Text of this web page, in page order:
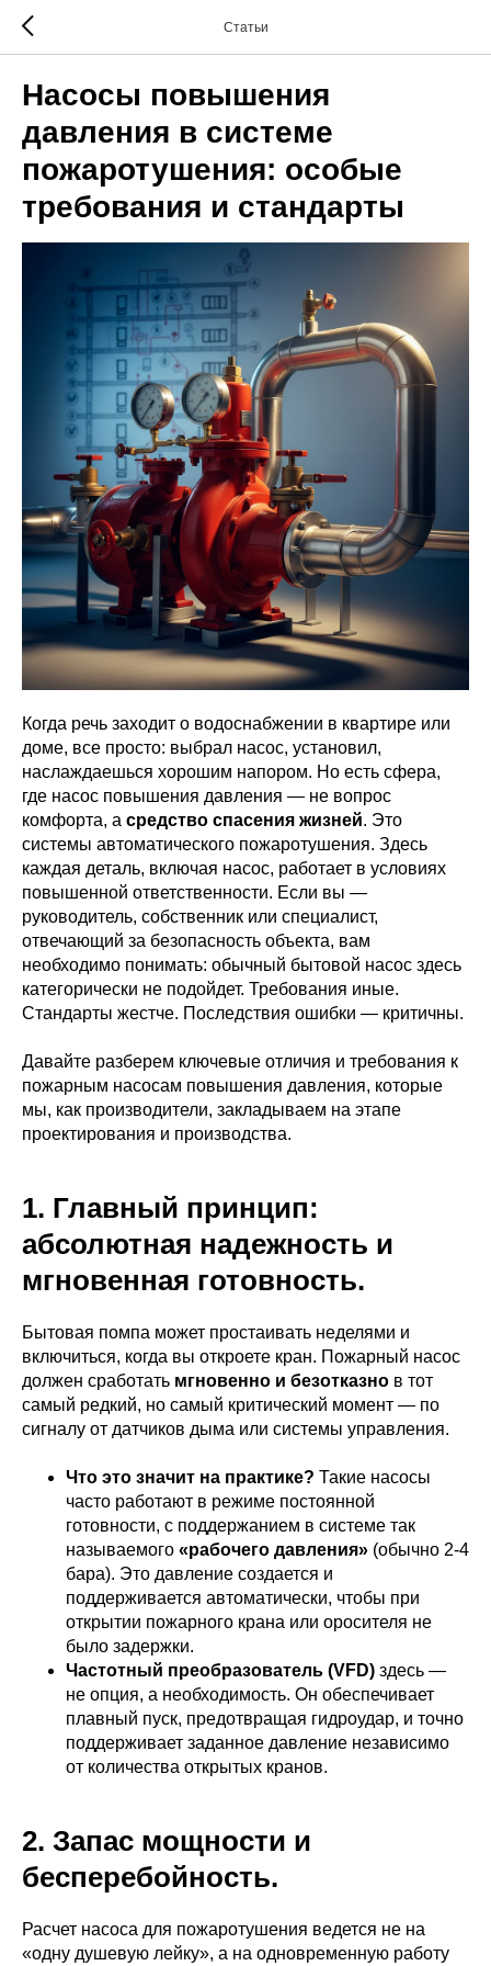
Статьи
Насосы повышения
давления в системе
пожаротушения: особые
требования и стандарты
Когда речь заходит о водоснабжении в квартире или
доме, все просто: выбрал насос, установил,
наслаждаешься хорошим напором. Но есть сфера,
где насос повышения давления — не вопрос
комфорта, а средство спасения жизней. Это
системы автоматического пожаротушения. Здесь
каждая деталь, включая насос, работает в условиях
повышенной ответственности. Если вы —
руководитель, собственник или специалист,
отвечающий за безопасность объекта, вам
необходимо понимать: обычный бытовой насос здесь
категорически не подойдет. Требования иные.
Стандарты жестче. Последствия ошибки — критичны.
Давайте разберем ключевые отличия и требования к
пожарным насосам повышения давления, которые
мы, как производители, закладываем на этапе
проектирования и производства.
1. Главный принцип:
абсолютная надежность и
мгновенная готовность.
Бытовая помпа может простаивать неделями и
включиться, когда вы откроете кран. Пожарный насос
должен сработать мгновенно и безотказно в тот
самый редкий, но самый критический момент — по
сигналу от датчиков дыма или системы управления.
Что это значит на практике? Такие насосы
часто работают в режиме постоянной
готовности, с поддержанием в системе так
называемого «рабочего давления» (обычно 2-4
бара). Это давление создается и
поддерживается автоматически, чтобы при
открытии пожарного крана или оросителя не
было задержки.
Частотный преобразователь (VFD) здесь —
не опция, а необходимость. Он обеспечивает
плавный пуск, предотвращая гидроудар, и точно
поддерживает заданное давление независимо
от количества открытых кранов.
2. Запас мощности и
бесперебойность.
Расчет насоса для пожаротушения ведется не на
«одну душевую лейку», а на одновременную работу